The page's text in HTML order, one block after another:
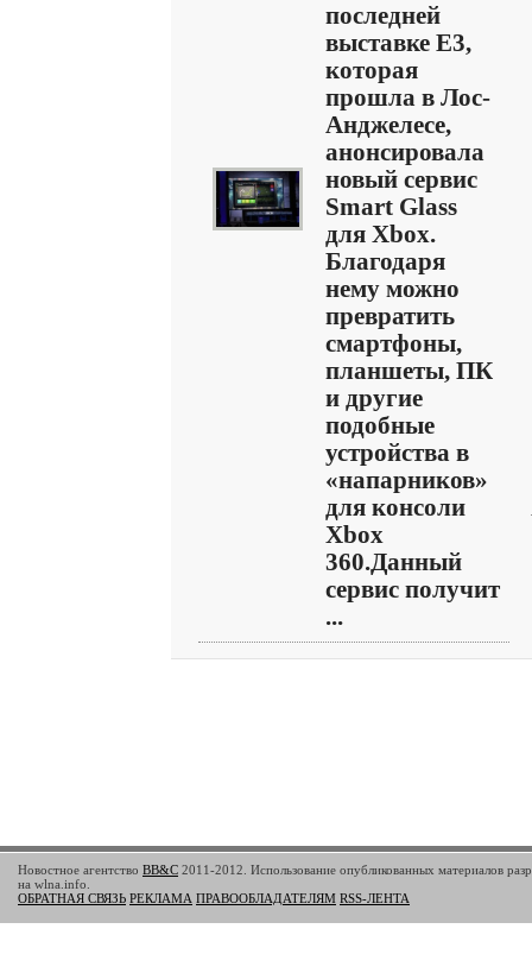
последней
выставке E3,
которая
прошла в Лос-
Анджелесе,
анонсировала
новый сервис
Smart Glass
для Xbox.
Благодаря
нему можно
превратить
смартфоны,
планшеты, ПК
и другие
подобные
устройства в
«напарников»
для консоли
Xbox
360.Данный
сервис получит
...
Новостное агентство BB&C 2011-2012. Использование опубликованных материалов
на wlna.info.
ОБРАТНАЯ СВЯЗЬ РЕКЛАМА ПРАВООБЛАДАТЕЛЯМ RSS-ЛЕНТА